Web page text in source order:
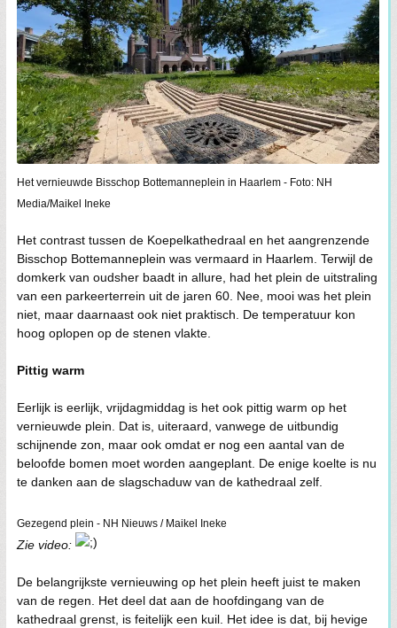
Het vernieuwde Bisschop Bottemanneplein in Haarlem - Foto: NH
Media/Maikel Ineke
Het contrast tussen de Koepelkathedraal en het aangrenzende
Bisschop Bottemanneplein was vermaard in Haarlem. Terwijl de
domkerk van oudsher baadt in allure, had het plein de uitstraling
van een parkeerterrein uit de jaren 60. Nee, mooi was het plein
niet, maar daarnaast ook niet praktisch. De temperatuur kon
hoog oplopen op de stenen vlakte.
Pittig warm
Eerlijk is eerlijk, vrijdagmiddag is het ook pittig warm op het
vernieuwde plein. Dat is, uiteraard, vanwege de uitbundig
schijnende zon, maar ook omdat er nog een aantal van de
beloofde bomen moet worden aangeplant. De enige koelte is nu
te danken aan de slagschaduw van de kathedraal zelf.
Gezegend plein - NH Nieuws / Maikel Ineke
Zie video:
De belangrijkste vernieuwing op het plein heeft juist te maken
van de regen. Het deel dat aan de hoofdingang van de
kathedraal grenst, is feitelijk een kuil. Het idee is dat, bij hevige